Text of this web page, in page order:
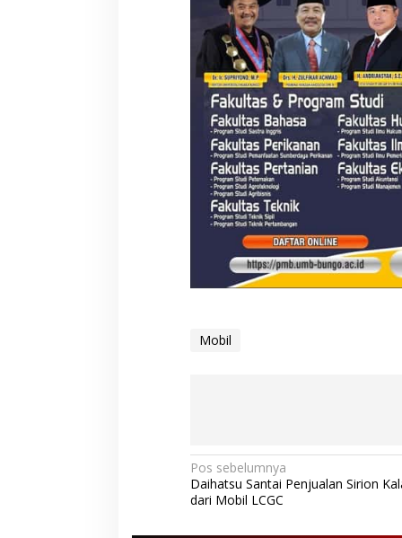
Mobil
N
a
Pos sebelumnya
Daihatsu Santai Penjualan Sirion
dari Mobil LCGC